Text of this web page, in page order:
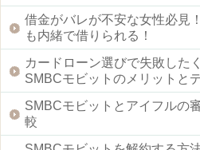
借金がバレが不安な女性必見
も内緒で借りられる！
カードローン選びで失敗した
SMBCモビットのメリットと
SMBCモビットとアイフルの
較